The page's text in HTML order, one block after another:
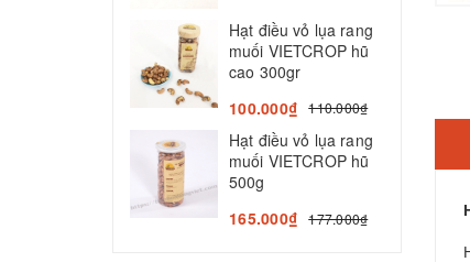
Hạt điều vỏ lụa rang
muối VIETCROP hũ
cao 300gr
100.000₫
110.000₫
Hạt điều vỏ lụa rang
muối VIETCROP hũ
500g
165.000₫
177.000₫